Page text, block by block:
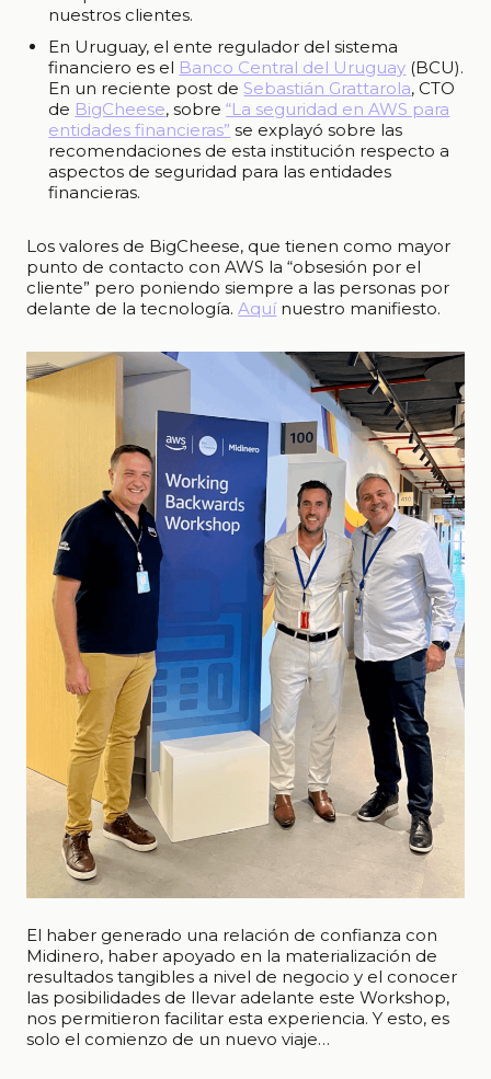
nuestros clientes.
En Uruguay, el ente regulador del sistema
financiero es el Banco Central del Uruguay (BCU).
En un reciente post de Sebastián Grattarola, CTO
de BigCheese, sobre“La seguridad en AWS para
entidades financieras” se explayó sobre las
recomendaciones de esta institución respecto a
aspectos de seguridad para las entidades
financieras.
Los valores de BigCheese, que tienen como mayor
punto de contacto con AWS la “obsesión por el
cliente” pero poniendo siempre a las personas por
delante de la tecnología.Aquínuestro manifiesto.
El haber generado una relación de confianza con
Midinero, haber apoyado en la materialización de
resultados tangibles a nivel de negocio y el conocer
las posibilidades de llevar adelante este Workshop,
nos permitieron facilitar esta experiencia. Y esto, es
solo el comienzo de un nuevo viaje…